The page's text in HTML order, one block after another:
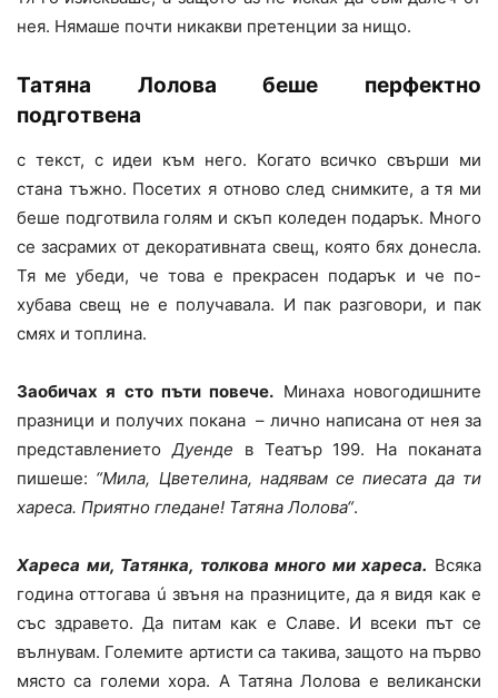
нея. Нямаше почти никакви претенции за нищо.
Татяна Лолова беше перфектно
подготвена
с текст, с идеи към него. Когато всичко свърши ми
стана тъжно. Посетих я отново след снимките, а тя ми
беше подготвила голям и скъп коледен подарък. Много
се засрамих от декоративната свещ, която бях донесла.
Тя ме убеди, че това е прекрасен подарък и че по-
хубава свещ не е получавала. И пак разговори, и пак
смях и топлина.
Заобичах я сто пъти повече. Минаха новогодишните
празници и получих покана – лично написана от нея за
представлениетоДуенде в Театър 199. На поканата
пишеше: “Мила, Цветелина, надявам се пиесата да ти
хареса. Приятно гледане! Татяна Лолова“.
Хареса ми, Татянка, толкова много ми хареса. Всяка
година оттогава ú звъня на празниците, да я видя как е
със здравето. Да питам как е Славе. И всеки път се
вълнувам. Големите артисти са такива, защото на първо
място са големи хора. А Татяна Лолова е великански